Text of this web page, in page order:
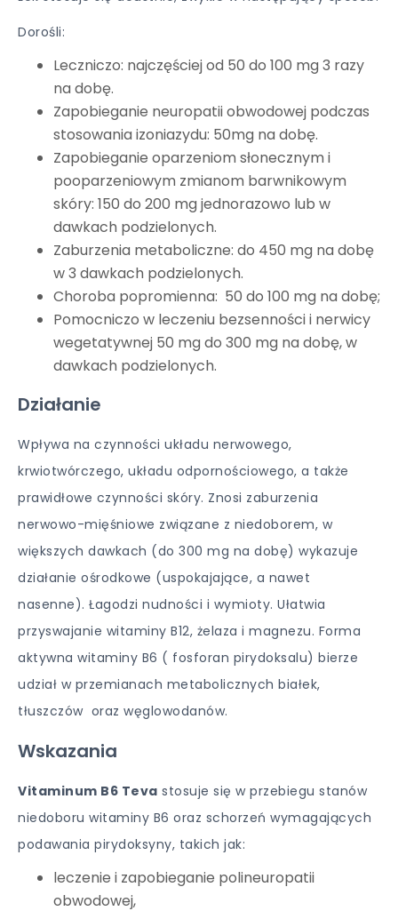
Dorośli:
Leczniczo: najczęściej od 50 do 100 mg 3 razy
na dobę.
Zapobieganie neuropatii obwodowej podczas
stosowania izoniazydu: 50mg na dobę.
Zapobieganie oparzeniom słonecznym i
pooparzeniowym zmianom barwnikowym
skóry: 150 do 200 mg jednorazowo lub w
dawkach podzielonych.
Zaburzenia metaboliczne: do 450 mg na dobę
w 3 dawkach podzielonych.
Choroba popromienna: 50 do 100 mg na dobę;
Pomocniczo w leczeniu bezsenności i nerwicy
wegetatywnej 50 mg do 300 mg na dobę, w
dawkach podzielonych.
Działanie
Wpływa na czynności układu nerwowego,
krwiotwórczego, układu odpornościowego, a także
prawidłowe czynności skóry. Znosi zaburzenia
nerwowo-mięśniowe związane z niedoborem, w
większych dawkach (do 300 mg na dobę) wykazuje
działanie ośrodkowe (uspokajające, a nawet
nasenne). Łagodzi nudności i wymioty. Ułatwia
przyswajanie witaminy B12, żelaza i magnezu. Forma
aktywna witaminy B6 ( fosforan pirydoksalu) bierze
udział w przemianach metabolicznych białek,
tłuszczów oraz węglowodanów.
Wskazania
Vitaminum B6 Teva stosuje się w przebiegu stanów
niedoboru witaminy B6 oraz schorzeń wymagających
podawania pirydoksyny, takich jak:
leczenie i zapobieganie polineuropatii
obwodowej,